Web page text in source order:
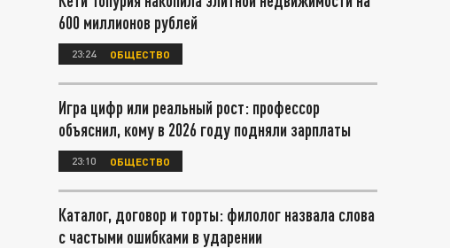
600 миллионов рублей
23:24 ОБЩЕСТВО
Игра цифр или реальный рост: профессор
объяснил, кому в 2026 году подняли зарплаты
23:10 ОБЩЕСТВО
Каталог, договор и торты: филолог назвала слова
с частыми ошибками в ударении